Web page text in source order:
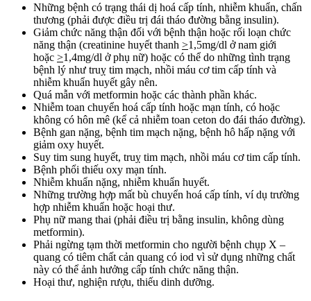
Những bệnh có trạng thái dị hoá cấp tính, nhiễm khuẩn, chấn
thương (phải được điều trị đái tháo đường bằng insulin).
Giảm chức năng thận đối với bệnh thận hoặc rối loạn chức
năng thận (creatinine huyết thanh >1,5mg/dl ở nam giới
hoặc >1,4mg/dl ở phụ nữ) hoặc có thể do những tình trạng
bệnh lý như truỵ tim mạch, nhồi máu cơ tim cấp tính và
nhiễm khuẩn huyết gây nên.
Quá mẫn với metformin hoặc các thành phần khác.
Nhiễm toan chuyển hoá cấp tính hoặc mạn tính, có hoặc
không có hôn mê (kể cả nhiễm toan ceton do đái tháo đường).
Bệnh gan nặng, bệnh tim mạch nặng, bệnh hô hấp nặng với
giảm oxy huyết.
Suy tim sung huyết, truỵ tim mạch, nhồi máu cơ tim cấp tính.
Bệnh phổi thiếu oxy mạn tính.
Nhiễm khuẩn nặng, nhiễm khuẩn huyết.
Những trường hợp mất bù chuyển hoá cấp tính, ví dụ trường
hợp nhiễm khuẩn hoặc hoại thư.
Phụ nữ mang thai (phải điều trị bằng insulin, không dùng
metformin).
Phải ngừng tạm thời metformin cho người bệnh chụp X –
quang có tiêm chất cản quang có iod vì sử dụng những chất
này có thể ảnh hưởng cấp tính chức năng thận.
Hoại thư, nghiện rượu, thiếu dinh dưỡng.